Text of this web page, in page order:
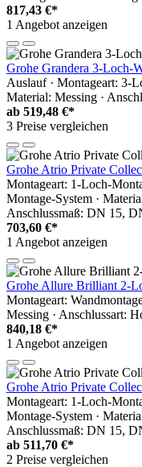
817,43 €*
1 Angebot anzeigen
Grohe Grandera 3-Loch-
Auslauf · Montageart: 3-
Material: Messing ·
ab 519,48 €*
3 Preise vergleichen
Grohe Atrio Private
Montageart: 1-Loch-
Montage-System ·
Anschlussmaß: DN 15,
703,60 €*
1 Angebot anzeigen
Grohe Allure Brilliant 2-
Montageart:
Messing · Anschlussart:
840,18 €*
1 Angebot anzeigen
Grohe Atrio Private
Montageart: 1-Loch-
Montage-System ·
Anschlussmaß: DN 15,
ab 511,70 €*
2 Preise vergleichen